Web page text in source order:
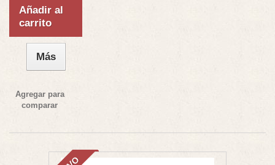
Añadir al
carrito
Más
Agregar para
comparar